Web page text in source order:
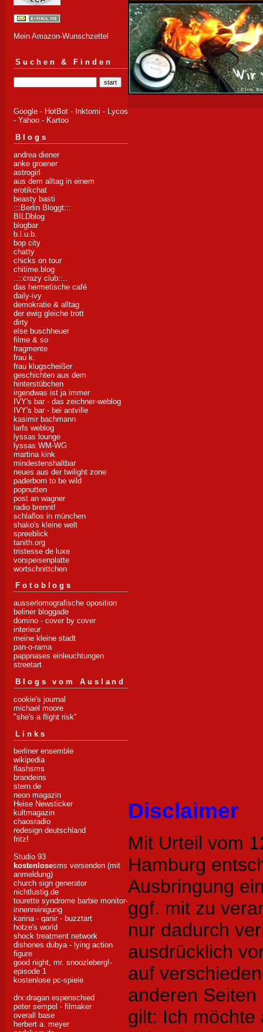
Mein Amazon-Wunschzettel
Suchen & Finden
Google - HotBot - Inktomi - Lycos
- Yahoo - Kartoo
Blogs
andrea diener
anke groener
astrogirl
aus dem alltag in einem
erotikchat
beasty basti
:::Berlin Bloggt:::
BILDblog
blogbar
b.l.u.b.
bop city
chatty
chicks on tour
chitime.blog
..::crazy club::..
das hermetische café
daily-ivy
demokratie & alltag
der ewig gleiche trott
dirty
else buschheuer
filme & so
fragmente
frau k.
frau klugscheißer
geschichten aus dem
hinterstübchen
irgendwas ist ja immer
IVY's bar - das zeichner-weblog
IVY's bar - bei antville
kasimir bachmann
larfs weblog
lyssas lounge
lyssas WM-WG
martina kink
mindestenshaltbar
neues aus der twilight zone
paderborn to be wild
popnutten
post an wagner
radio brennt!
schlaflos in münchen
shako's kleine welt
spreeblick
tanith.org
tristesse de luxe
vorspeisenplatte
wortschnittchen
Fotoblogs
ausserlomografische oposition
beliner bloggade
domino - cover by cover
interieur
meine kleine stadt
pan-o-rama
pappnases einleuchtungen
streetart
Blogs vom Ausland
cookie's journal
michael moore
"she's a flight risk"
Links
berliner ensemble
wikipedia
flashsms
brandeins
stern.de
neon magazin
Heise Newsticker
kultmagazin
chaosradio
redesign deutschland
fritz!
Studio 93
kostenlosesms versenden (mit
anmeldung)
church sign generator
nichtlustig.de
tourette syndrome barbie monitor-
innenreinigung
karina - qanir - buzztart
hotze's world
shock treatment network
dishones dubya - lying action
figure
good night, mr. snoozleberg!-
episode 1
kostenlose pc-spiele
drx:dragan espenschied
peter sempel - filmaker
overall base
herbert a. meyer
Disclaimer
Mit Urteil vom
Hamburg
Ausbringung
ggf. mit zu
nur dadurch
ausdrücklich
auf
anderen
gilt: Ich möchte